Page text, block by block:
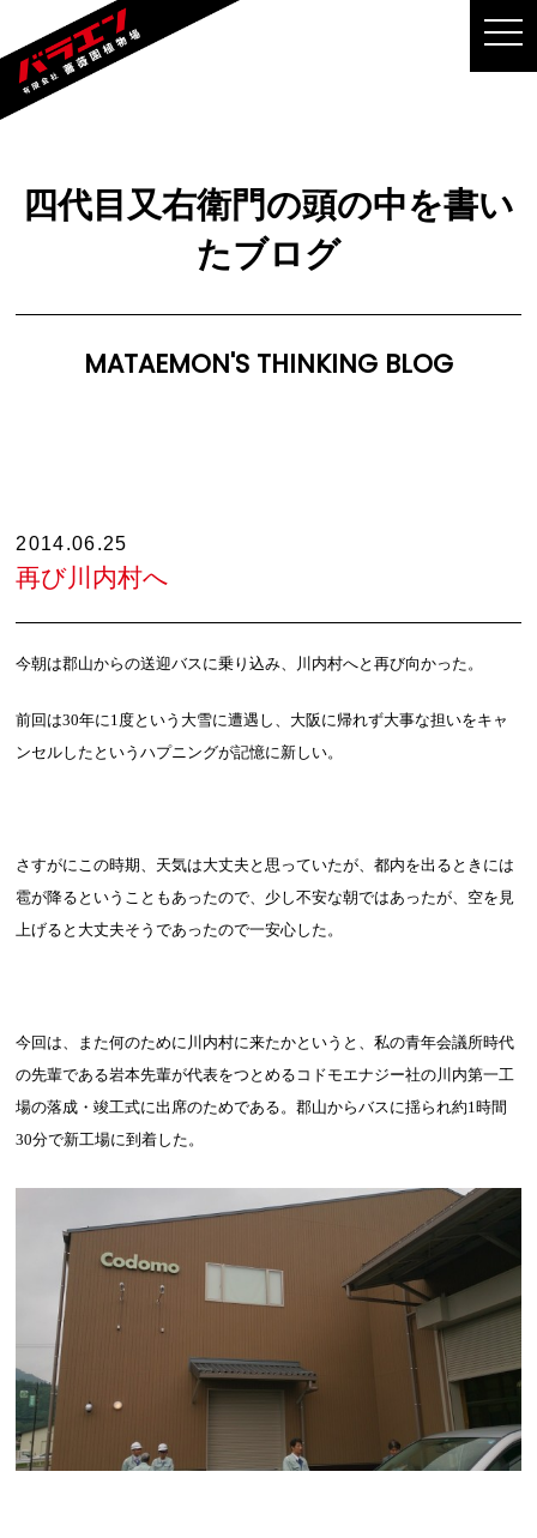
四代目又右衛門の頭の中を書い
たブログ
MATAEMON'S THINKING BLOG
2014.06.25
再び川内村へ
今朝は郡山からの送迎バスに乗り込み、川内村へと再び向かった。
前回は30年に1度という大雪に遭遇し、大阪に帰れず大事な担いをキャ
ンセルしたというハプニングが記憶に新しい。
さすがにこの時期、天気は大丈夫と思っていたが、都内を出るときには
雹が降るということもあったので、少し不安な朝ではあったが、空を見
上げると大丈夫そうであったので一安心した。
今回は、また何のために川内村に来たかというと、私の青年会議所時代
の先輩である岩本先輩が代表をつとめるコドモエナジー社の川内第一工
場の落成・竣工式に出席のためである。郡山からバスに揺られ約1時間
30分で新工場に到着した。